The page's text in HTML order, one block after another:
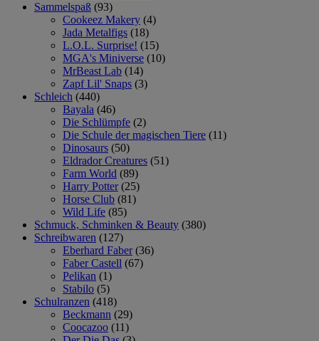
Sammelspaß (93)
Cookeez Makery (4)
Jada Metalfigs (18)
L.O.L. Surprise! (15)
MGA's Miniverse (10)
MrBeast Lab (14)
Zapf Lil' Snaps (3)
Schleich (440)
Bayala (46)
Die Schlümpfe (2)
Die Schule der magischen Tiere (11)
Dinosaurs (50)
Eldrador Creatures (51)
Farm World (89)
Harry Potter (25)
Horse Club (81)
Wild Life (85)
Schmuck, Schminken & Beauty (380)
Schreibwaren (127)
Eberhard Faber (36)
Faber Castell (67)
Pelikan (1)
Stabilo (5)
Schulranzen (418)
Beckmann (29)
Coocazoo (11)